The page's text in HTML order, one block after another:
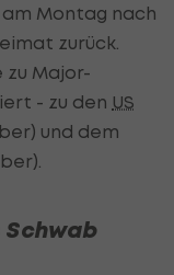
am Montag nach
zurück.
zu Major-
- zu den US
und dem